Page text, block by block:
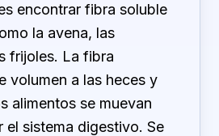
encontrar fibra soluble
la avena, las
frijoles. La fibra
volumen a las heces y
alimentos se muevan
el sistema digestivo. Se